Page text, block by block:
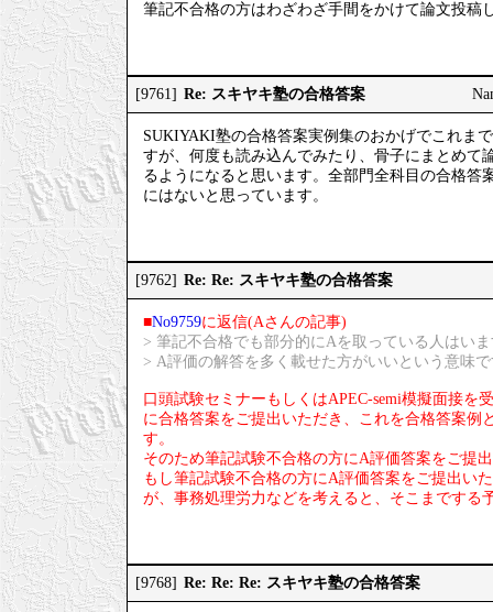
筆記不合格の方はわざわざ手間をかけて論文投稿
[9761] Re: スキヤキ塾の合格答案
SUKIYAKI塾の合格答案実例集のおかげでこれま
すが、何度も読み込んでみたり、骨子にまとめて
るようになると思います。全部門全科目の合格
にはないと思っています。
[9762] Re: Re: スキヤキ塾の合格答案
■No9759に返信(Aさんの記事)
> 筆記不合格でも部分的にAを取っている人はい
> A評価の解答を多く載せた方がいいという意味
口頭試験セミナーもしくはAPEC-semi模擬面接
に合格答案をご提出いただき、これを合格答案
す。
そのため筆記試験不合格の方にA評価答案をご提
もし筆記試験不合格の方にA評価答案をご提出い
が、事務処理労力などを考えると、そこまでする
[9768] Re: Re: Re: スキヤキ塾の合格答案